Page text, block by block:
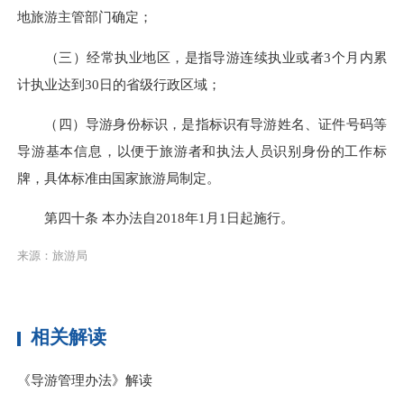
地旅游主管部门确定；
（三）经常执业地区，是指导游连续执业或者3个月内累
计执业达到30日的省级行政区域；
（四）导游身份标识，是指标识有导游姓名、证件号码等
导游基本信息，以便于旅游者和执法人员识别身份的工作标
牌，具体标准由国家旅游局制定。
第四十条 本办法自2018年1月1日起施行。
来源：旅游局
相关解读
《导游管理办法》解读